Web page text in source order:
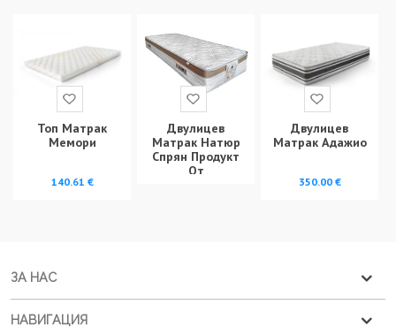
Топ Матрак
Мемори
140.61 €
Двулицев
Матрак Натюр
Спрян Продукт
От
Двулицев
Матрак Адажио
350.00 €
ЗА НАС
НАВИГАЦИЯ